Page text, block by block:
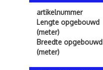
artikelnummer
Lengte opgebouwd
(meter)
Breedte opgebouwd
(meter)